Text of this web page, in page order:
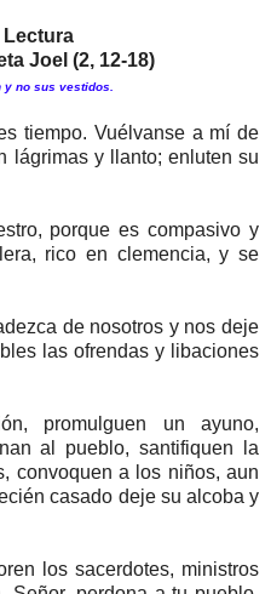
Lectura
Joel (2, 12-18)
no sus vestidos.
tiempo. Vuélvanse a mí de
lágrimas y llanto; enluten su
porque es compasivo y
rico en clemencia, y se
de nosotros y nos deje
las ofrendas y libaciones
promulguen un ayuno,
al pueblo, santifiquen la
convoquen a los niños, aun
casado deje su alcoba y
los sacerdotes, ministros